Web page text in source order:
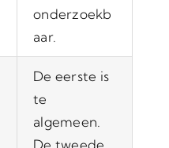
onderzoekb
aar.
De eerste is
te
algemeen.
De tweede